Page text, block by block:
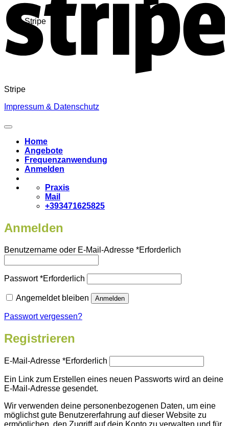
Stripe
Stripe
Impressum & Datenschutz
Home
Angebote
Frequenzanwendung
Anmelden
Praxis
Mail
+393471625825
Anmelden
Benutzername oder E-Mail-Adresse *Erforderlich
Passwort*Erforderlich
Angemeldet bleiben Anmelden
Passwort vergessen?
Registrieren
E-Mail-Adresse *Erforderlich
Ein Link zum Erstellen eines neuen Passworts wird an deine
E-Mail-Adresse gesendet.
Wir verwenden deine personenbezogenen Daten, um eine
möglichst gute Benutzererfahrung auf dieser Website zu
ermöglichen, den Zugriff auf dein Konto zu verwalten und für